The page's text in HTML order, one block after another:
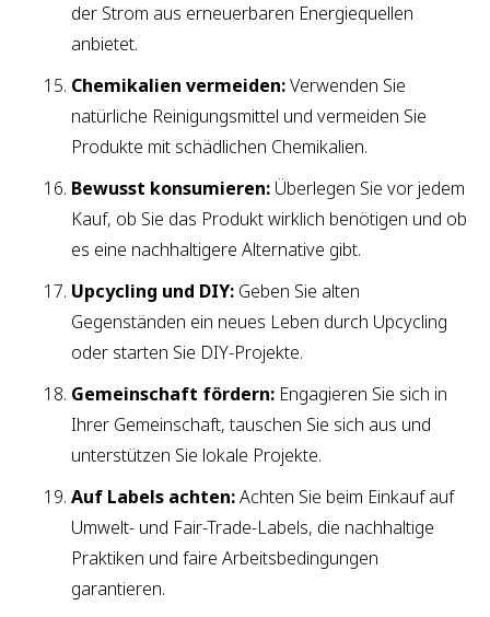
der Strom aus erneuerbaren Energiequellen
anbietet.
Chemikalien vermeiden:Verwenden Sie
natürliche Reinigungsmittel und vermeiden Sie
Produkte mit schädlichen Chemikalien.
Bewusst konsumieren: Überlegen Sie vor jedem
Kauf, ob Sie das Produkt wirklich benötigen und ob
es eine nachhaltigere Alternative gibt.
Upcycling und DIY: Geben Sie alten
Gegenständen ein neues Leben durch Upcycling
oder starten Sie DIY-Projekte.
Gemeinschaft fördern: Engagieren Sie sich in
Ihrer Gemeinschaft, tauschen Sie sich aus und
unterstützen Sie lokale Projekte.
Auf Labels achten:Achten Sie beim Einkauf auf
Umwelt- und Fair-Trade-Labels, die nachhaltige
Praktiken und faire Arbeitsbedingungen
garantieren.